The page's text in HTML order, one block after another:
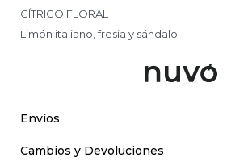
CÍTRICO FLORAL
Limón italiano, fresia y sándalo.
Envíos
Cambios y Devoluciones